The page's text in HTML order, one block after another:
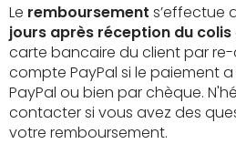
Le remboursement s’effectue
jours après réception du colis
carte bancaire du client par
compte PayPal si le paiement
PayPal ou bien par chèque.
contacter si vous avez des
votre remboursement.